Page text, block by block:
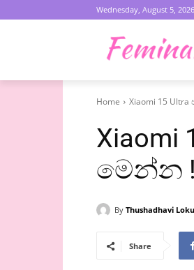
Wednesday, August 5, 2026
Home Xiaomi 15
මෙන්න !
By Thushadhavi
Share